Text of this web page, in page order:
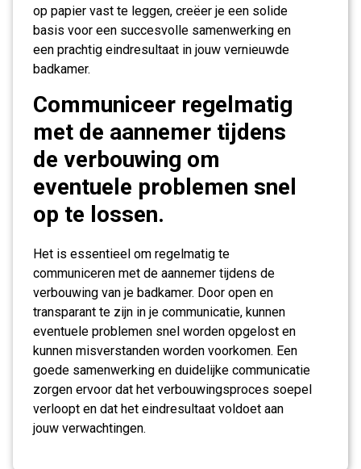
op papier vast te leggen, creëer je een solide
basis voor een succesvolle samenwerking en
een prachtig eindresultaat in jouw vernieuwde
badkamer.
Communiceer regelmatig
met de aannemer tijdens
de verbouwing om
eventuele problemen snel
op te lossen.
Het is essentieel om regelmatig te
communiceren met de aannemer tijdens de
verbouwing van je badkamer. Door open en
transparant te zijn in je communicatie, kunnen
eventuele problemen snel worden opgelost en
kunnen misverstanden worden voorkomen. Een
goede samenwerking en duidelijke communicatie
zorgen ervoor dat het verbouwingsproces soepel
verloopt en dat het eindresultaat voldoet aan
jouw verwachtingen.